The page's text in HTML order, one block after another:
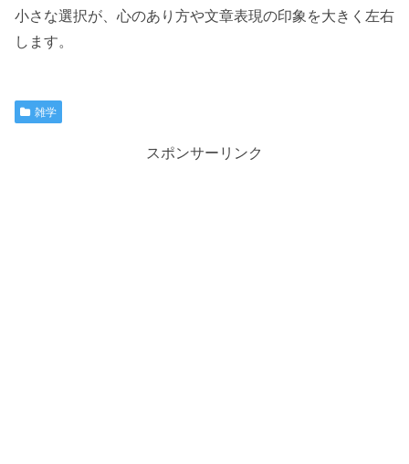
小さな選択が、心のあり方や文章表現の印象を大きく左右
します。
雑学
スポンサーリンク